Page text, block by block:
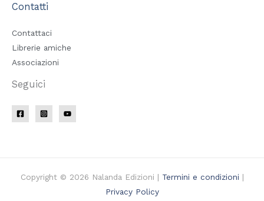
Contatti
Contattaci
Librerie amiche
Associazioni
Seguici
Copyright © 2026 Nalanda Edizioni | Termini e condizioni |
Privacy Policy